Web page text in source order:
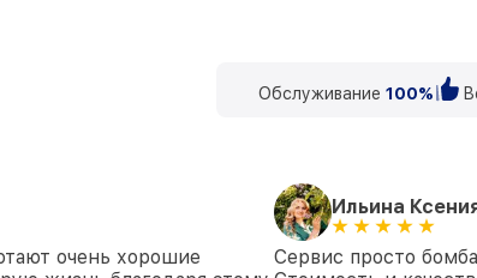
Обслуживание 100%
очень хорошие
Ильина
Сервис просто